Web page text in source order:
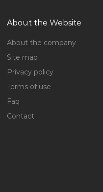
About the Website
About the company
Site map
Privacy policy
Terms of use
Faq
Contact